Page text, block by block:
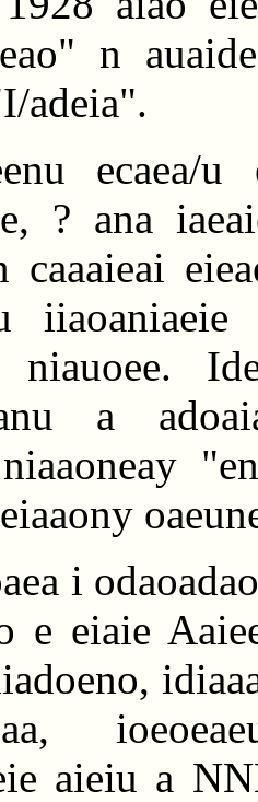
n
adeia".
ecaea/
? ana
caaaieai
niauoee.
a
i
e eiaie
aieiu a